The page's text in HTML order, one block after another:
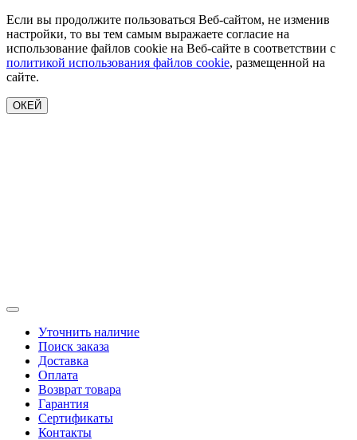
Если вы продолжите пользоваться Веб-сайтом, не изменив
настройки, то вы тем самым выражаете согласие на
использование файлов cookie на Веб-сайте в соответствии с
политикой использования файлов cookie, размещенной на
сайте.
ОКЕЙ
Уточнить наличие
Поиск заказа
Доставка
Оплата
Возврат товара
Гарантия
Сертификаты
Контакты